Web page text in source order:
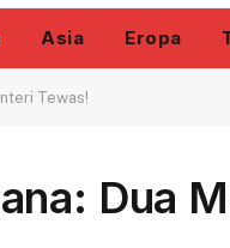
Asia Eropa
Tewas!
Dua